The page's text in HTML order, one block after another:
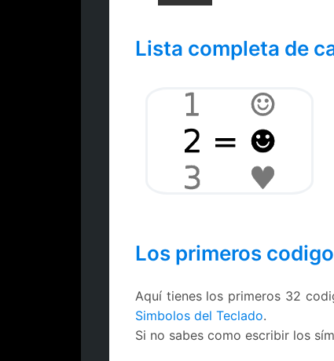
Lista completa de
Los primeros
Aquí tienes los primeros 32
Simbolos del Teclado.
Si no sabes como escribir los